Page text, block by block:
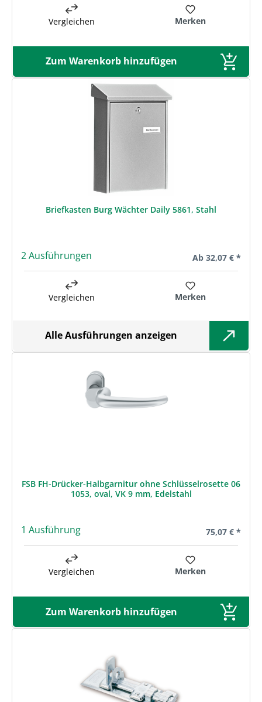
Vergleichen Merken
Zum Warenkorb hinzufügen
Briefkasten Burg Wächter Daily 5861, Stahl
2 Ausführungen Regulärer Preis:
Ab 32,07 € *
Vergleichen Merken
Alle Ausführungen anzeigen
FSB FH-Drücker-Halbgarnitur ohne Schlüsselrosette 06
1053, oval, VK 9 mm, Edelstahl
1 Ausführung Regulärer
75,07 € *
Vergleichen Merken
Zum Warenkorb hinzufügen